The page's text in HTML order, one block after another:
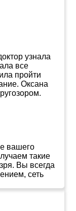
узнала
все
пройти
Оксана
вашего
такие
Вы всегда
сеть